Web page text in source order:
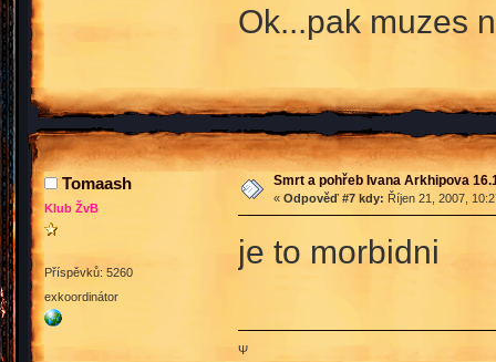
Ok...pak muzes
Tomaash
Klub ŽvB
Příspěvků: 5260
exkoordinátor
Smrt a pohřeb Ivana Arkhipova
« Odpověď #7 kdy: Říjen 21, 2007,
je to morbidni
Ψ